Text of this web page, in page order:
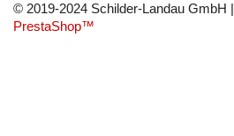
© 2019-2024 Schilder-Landau GmbH |
PrestaShop™